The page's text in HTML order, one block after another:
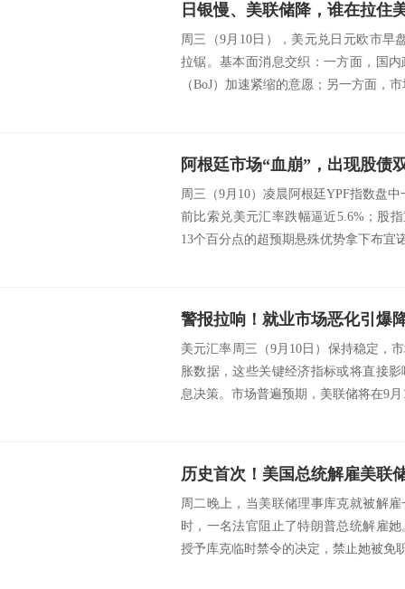
日银慢、美联储降，谁在拉住
周三（9月10日），美元兑日元欧市早
拉锯。基本面消息交织：一方面，国
（BoJ）加速紧缩的意愿；另一方面，
周三（9月10）凌晨阿根廷YPF指数盘
前比索兑美元汇率跌幅逼近5.6%；股
13个百分点的超预期悬殊优势拿下布宜
警报拉响！就业市场恶化引爆
美元汇率周三（9月10日）保持稳定，
胀数据，这些关键经济指标或将直接
息决策。市场普遍预期，美联储将在9月
历史首次！美国总统解雇美联
周二晚上，当美联储理事库克就被解
时，一名法官阻止了特朗普总统解雇
授予库克临时禁令的决定，禁止她被免